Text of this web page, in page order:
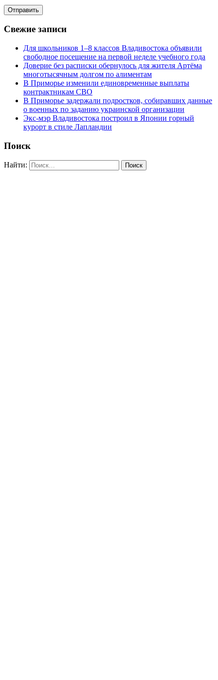
Свежие записи
Для школьников 1–8 классов Владивостока объявили
свободное посещение на первой неделе учебного года
Доверие без расписки обернулось для жителя Артёма
многотысячным долгом по алиментам
В Приморье изменили единовременные выплаты
контрактникам СВО
В Приморье задержали подростков, собиравших данные
о военных по заданию украинской организации
Экс-мэр Владивостока построил в Японии горный
курорт в стиле Лапландии
Поиск
Найти: